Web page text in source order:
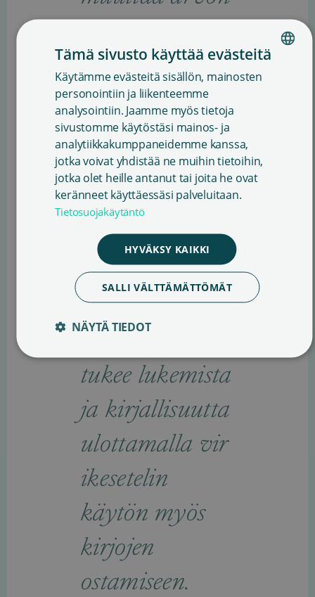
lisäverolakia
siten, että
kirjoihin
sovelletaan
nykyisen 10
prosentin
verokannan
sijaan
nollaverokanta
a. Hallitus
tukee lukemista
ja kirjallisuutta
ulottamalla vir
ikesetelin
käytön myös
kirjojen
ostamiseen.
FINNISH
Tämä sivusto käyttää evästeitä
Käytämme evästeitä sisällön, mainosten
personointiin ja liikenteemme
analysointiin. Jaamme myös tietoja
sivustomme käytöstäsi mainos- ja
analytiikkakumppaneidemme kanssa,
jotka voivat yhdistää ne muihin tietoihin,
jotka olet heille antanut tai joita he ovat
keränneet käyttäessäsi palveluitaan.
Tietosuojakäytäntö
HYVÄKSY KAIKKI
SALLI VÄLTTÄMÄTTÖMÄT
NÄYTÄ TIEDOT